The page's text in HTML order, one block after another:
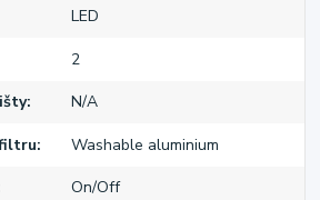
LED
2
N/A
Washable aluminium
On/Off